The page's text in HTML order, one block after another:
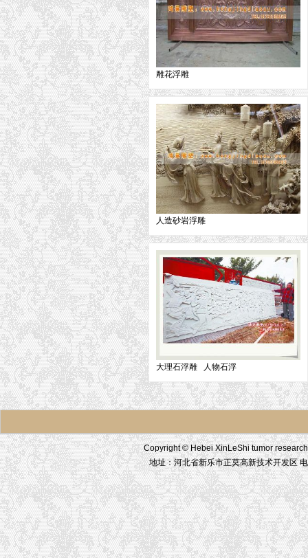
雕花浮雕
人造砂岩浮雕
大理石浮雕 人物石浮
Copyright © Hebei XinLeShi tumor
地址：河北省新乐市正莫高新技术开发区